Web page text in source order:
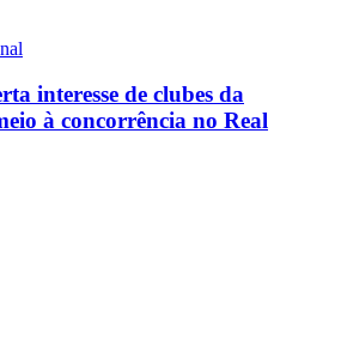
interesse de clubes da
à concorrência no Real